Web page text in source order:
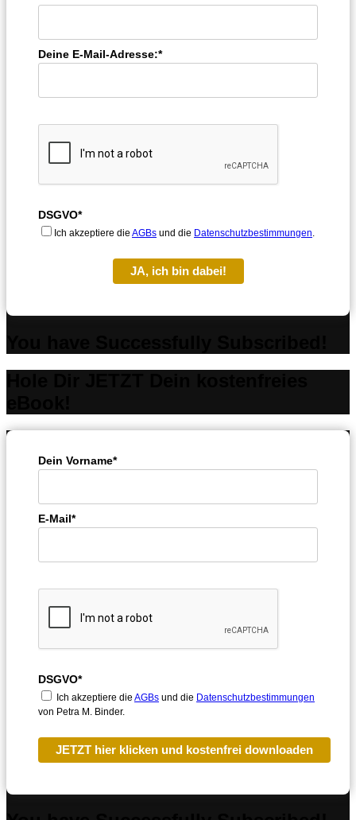
Deine E-Mail-Adresse:*
DSGVO*
Ich akzeptiere die AGBs und die Datenschutzbestimmungen.
JA, ich bin dabei!
Dein Vorname*
E-Mail*
DSGVO*
Ich akzeptiere die AGBs und die Datenschutzbestimmungen
von Petra M. Binder.
JETZT hier klicken und kostenfrei downloaden